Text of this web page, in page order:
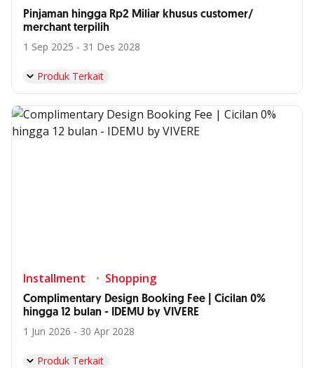
Pinjaman hingga Rp2 Miliar khusus customer/
merchant terpilih
1 Sep 2025 - 31 Des 2028
Produk Terkait
Installment Shopping
Complimentary Design Booking Fee | Cicilan 0%
hingga 12 bulan - IDEMU by VIVERE
1 Jun 2026 - 30 Apr 2028
Produk Terkait